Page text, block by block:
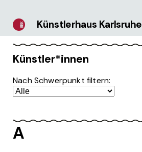
Künstlerhaus Karlsruhe
Künstler*innen
Nach Schwerpunkt filtern:
A